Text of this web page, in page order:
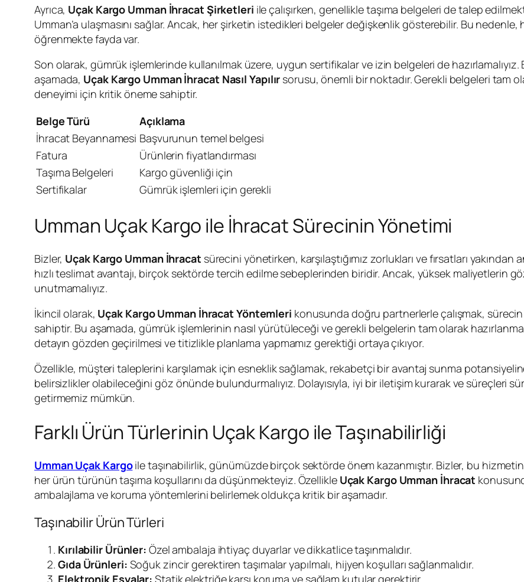
Ayrıca, Uçak Kargo Umman İhracat Şirketleri ile çalışırken, genellikle taşıma belgeleri de talep
Umman’a ulaşmasını sağlar. Ancak, her şirketin istedikleri belgeler değişkenlik gösterebilir. Bu
öğrenmekte fayda var.
Son olarak, gümrük işlemlerinde kullanılmak üzere, uygun sertifikalar ve izin belgeleri de
aşamada, Uçak Kargo Umman İhracat Nasıl Yapılır sorusu, önemli bir noktadır. Gerekli belgeleri tam
deneyimi için kritik öneme sahiptir.
Belge Türü
Açıklama
İhracat Beyannamesi Başvurunun temel belgesi
Fatura
Ürünlerin fiyatlandırması
Taşıma Belgeleri
Kargo güvenliği için
Sertifikalar
Gümrük işlemleri için gerekli
Umman Uçak Kargo ile İhracat Sürecinin Yönetimi
Bizler, Uçak Kargo Umman İhracat sürecini yönetirken, karşılaştığımız zorlukları ve fırsatları
hızlı teslimat avantajı, birçok sektörde tercih edilme sebeplerinden biridir. Ancak, yüksek maliyetlerin
unutmamalıyız.
İkincil olarak, Uçak Kargo Umman İhracat Yöntemleri konusunda doğru partnerlerle çalışmak,
sahiptir. Bu aşamada, gümrük işlemlerinin nasıl yürütüleceği ve gerekli belgelerin tam olarak
detayın gözden geçirilmesi ve titizlikle planlama yapmamız gerektiği ortaya çıkıyor.
Özellikle, müşteri taleplerini karşılamak için esneklik sağlamak, rekabetçi bir avantaj sunma
belirsizlikler olabileceğini göz önünde bulundurmalıyız. Dolayısıyla, iyi bir iletişim kurarak ve süreçleri
getirmemiz mümkün.
Farklı Ürün Türlerinin Uçak Kargo ile Taşınabilirliği
Umman Uçak Kargoile taşınabilirlik, günümüzde birçok sektörde önem kazanmıştır. Bizler, bu hizmetin
her ürün türünün taşıma koşullarını da düşünmekteyiz. Özellikle Uçak Kargo Umman İhracat
ambalajlama ve koruma yöntemlerini belirlemek oldukça kritik bir aşamadır.
Taşınabilir Ürün Türleri
Kırılabilir Ürünler: Özel ambalaja ihtiyaç duyarlar ve dikkatlice taşınmalıdır.
Gıda Ürünleri: Soğuk zincir gerektiren taşımalar yapılmalı, hijyen koşulları sağlanmalıdır.